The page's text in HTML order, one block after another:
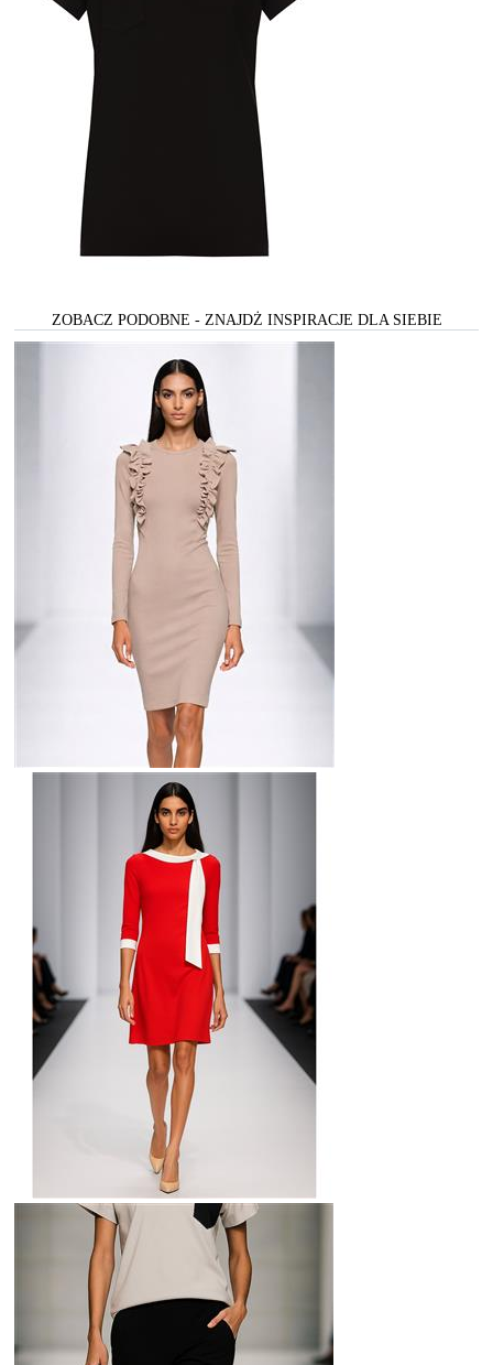
ZOBACZ PODOBNE - ZNAJDŻ INSPIRACJE DLA SIEBIE